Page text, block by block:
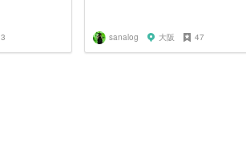
3 sanalog 大阪 47